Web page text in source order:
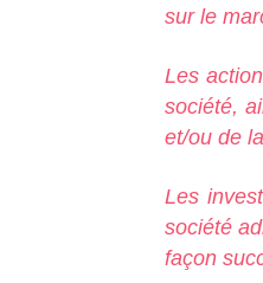
sur le
Les
société,
et/ou de
Les
société
façon